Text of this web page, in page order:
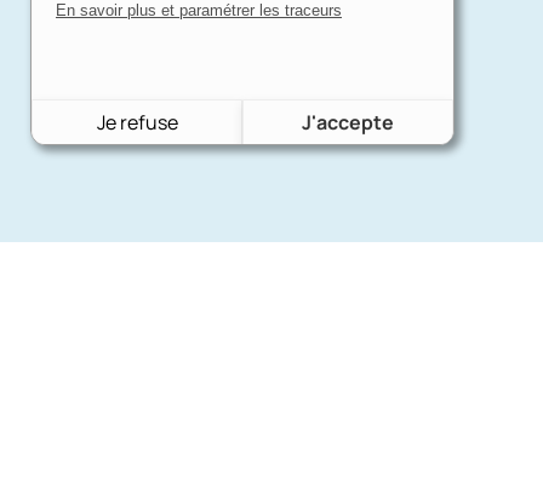
En savoir plus et paramétrer les traceurs
Je refuse J'accepte